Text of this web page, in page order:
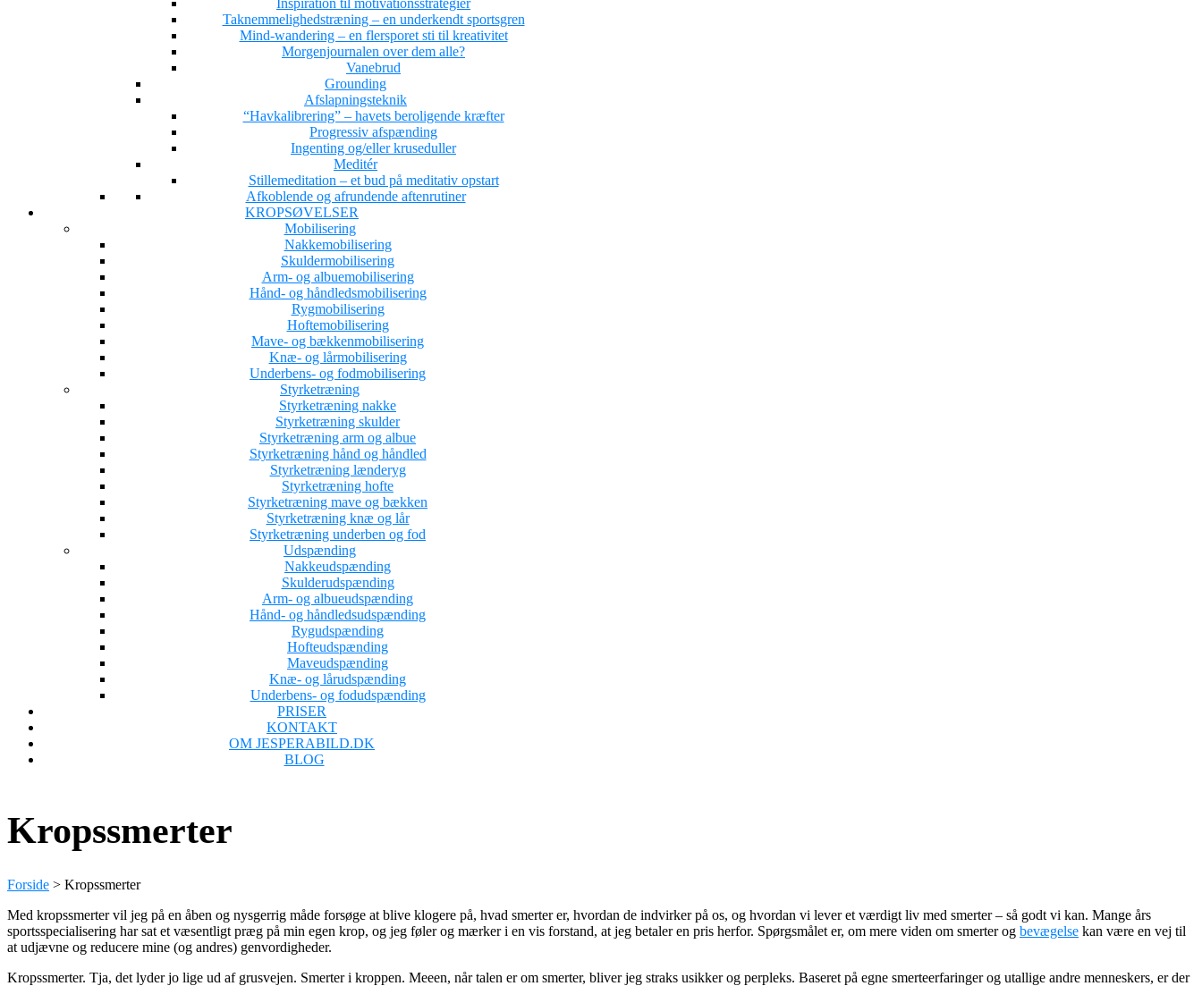
Inspiration til motivationsstrategier
Taknemmelighedstræning – en underkendt sportsgren
Mind-wandering – en flersporet sti til kreativitet
Morgenjournalen over dem alle?
Vanebrud
Grounding
Afslapningsteknik
“Havkalibrering” – havets beroligende kræfter
Progressiv afspænding
Ingenting og/eller kruseduller
Meditér
Stillemeditation – et bud på meditativ opstart
Afkoblende og afrundende aftenrutiner
KROPSØVELSER
Mobilisering
Nakkemobilisering
Skuldermobilisering
Arm- og albuemobilisering
Hånd- og håndledsmobilisering
Rygmobilisering
Hoftemobilisering
Mave- og bækkenmobilisering
Knæ- og lårmobilisering
Underbens- og fodmobilisering
Styrketræning
Styrketræning nakke
Styrketræning skulder
Styrketræning arm og albue
Styrketræning hånd og håndled
Styrketræning lænderyg
Styrketræning hofte
Styrketræning mave og bækken
Styrketræning knæ og lår
Styrketræning underben og fod
Udspænding
Nakkeudspænding
Skulderudspænding
Arm- og albueudspænding
Hånd- og håndledsudspænding
Rygudspænding
Hofteudspænding
Maveudspænding
Knæ- og lårudspænding
Underbens- og fodudspænding
PRISER
KONTAKT
OM JESPERABILD.DK
BLOG
Kropssmerter
Forside > Kropssmerter
Med kropssmerter vil jeg på en åben og nysgerrig måde forsøge at blive klogere på, hvad smerter er, hvordan de indvirker på os, og hvordan vi lever et værdigt liv med smerter – så godt vi kan. Mange års
sportsspecialisering har sat et væsentligt præg på min egen krop, og jeg føler og mærker i en vis forstand, at jeg betaler en pris herfor. Spørgsmålet er, om mere viden om smerter og bevægelse kan være en vej til
at udjævne og reducere mine (og andres) genvordigheder.
Kropssmerter. Tja, det lyder jo lige ud af grusvejen. Smerter i kroppen. Meeen, når talen er om smerter, bliver jeg straks usikker og perpleks. Baseret på egne smerteerfaringer og utallige andre menneskers, er der